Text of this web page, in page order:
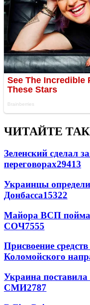
ЧИТАЙТЕ
Зеленский сделал
переговорах29413
Украинцы
Донбасса15322
Майора ВСП
СОЧ7555
Присвоение
Коломойского
Украина
СМИ2787